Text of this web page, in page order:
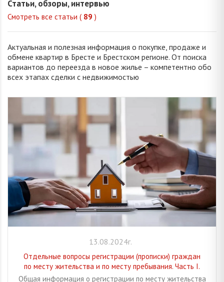
Статьи, обзоры, интервью
Смотреть все статьи ( 89 )
Актуальная и полезная информация о покупке, продаже и
обмене квартир в Бресте и Брестском регионе. От поиска
вариантов до переезда в новое жилье – компетентно обо
всех этапах сделки с недвижимостью
13.08.2024г.
Отдельные вопросы регистрации (прописки) граждан
по месту жительства и по месту пребывания. Часть I.
Общая информация о регистрации по месту жительства